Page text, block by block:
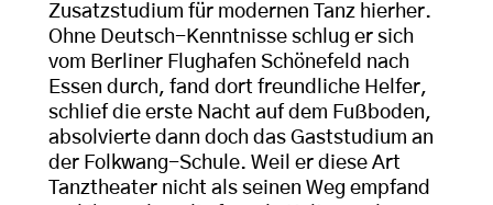
Zusatzstudium für modernen Tanz hierher.
Ohne Deutsch-Kenntnisse schlug er sich
vom Berliner Flughafen Schönefeld nach
Essen durch, fand dort freundliche Helfer,
schlief die erste Nacht auf dem Fußboden,
absolvierte dann doch das Gaststudium an
der Folkwang-Schule. Weil er diese Art
Tanztheater nicht als seinen Weg empfand